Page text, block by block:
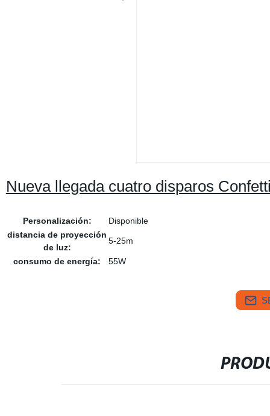
Nueva llegada cuatro disparos
Personalización:
Disponible
distancia de proyección
de luz:
5-25m
consumo de energía: 55W